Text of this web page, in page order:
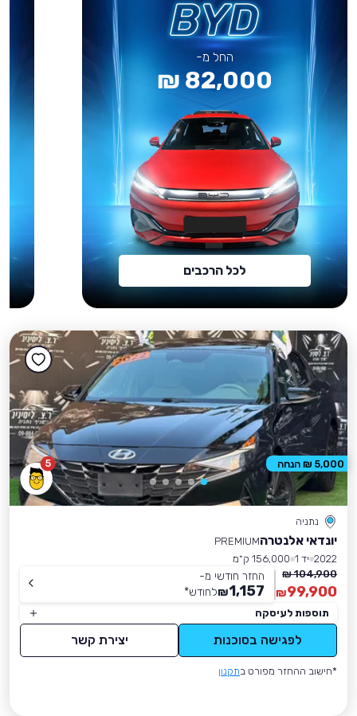
החל מ-
82,000 ₪
לכל הרכבים
5
נתניה
יונדאי אלנטרהPREMIUM
2022 יד 1
156,000 ק״מ
104,900 ₪
99,900
₪
החזר חודשי מ-
1,157
₪לחודש*
תוספות לעיסקה
לפגישה בסוכנות יצירת קשר
*חישוב ההחזר מפורט בתקנון
5,000 ₪ הנחה